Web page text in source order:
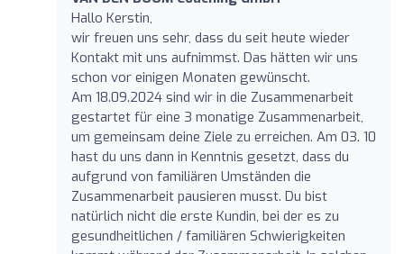
Hallo Kerstin,
wir freuen uns sehr, dass du seit heute wieder
Kontakt mit uns aufnimmst. Das hätten wir uns
schon vor einigen Monaten gewünscht.
Am 18.09.2024 sind wir in die Zusammenarbeit
gestartet für eine 3 monatige Zusammenarbeit,
um gemeinsam deine Ziele zu erreichen. Am 03. 10
hast du uns dann in Kenntnis gesetzt, dass du
aufgrund von familiären Umständen die
Zusammenarbeit pausieren musst. Du bist
natürlich nicht die erste Kundin, bei der es zu
gesundheitlichen / familiären Schwierigkeiten